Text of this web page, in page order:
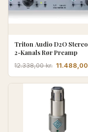
Triton Audio D2O
2-Kanals Rør Preamp
12.338,00kr. Den
pris
var:
11.488,00